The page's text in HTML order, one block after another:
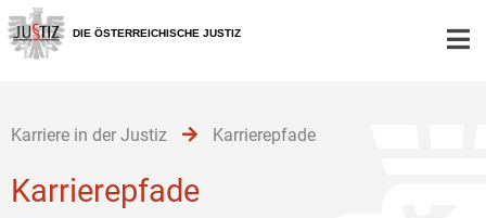
Zur
Hauptnavigation
[1]
Zum
Inhalt
[2]
Zum
Untermenü
[3]
DIE ÖSTERREICHISCHE JUSTIZ
Karriere in der Justiz Karrierepfade
Karrierepfade